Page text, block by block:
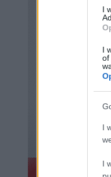
I
I
of
I
I